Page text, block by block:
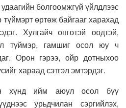
болгоомжгүй үйлдлээс
түймэрт өртөж байгааг харахад
Хулгайч өнгөтэй өөдтэй,
түймэр, гамшиг осол юу ч
Орон гэрээ, ойр дотныхоо
хараад сэтгэл эмтэрдэг.
хүнд ийм аюул осол бүү
урьдчилан сэргийлэх,